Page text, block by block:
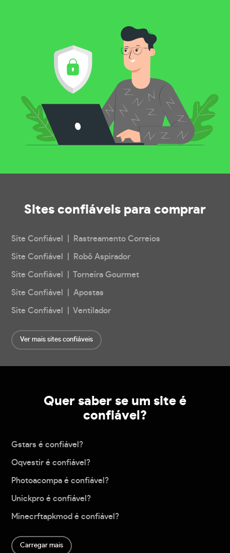
Sites confiáveis para comprar
Site Confiável | Rastreamento Correios
Site Confiável | Robô Aspirador
Site Confiável | Torneira Gourmet
Site Confiável | Apostas
Site Confiável | Ventilador
Ver mais sites confiáveis
Quer saber se um site é
confiável?
Gstars é confiável?
Oqvestir é confiável?
Photoacompa é confiável?
Unickpro é confiável?
Minecrftapkmod é confiável?
Carregar mais